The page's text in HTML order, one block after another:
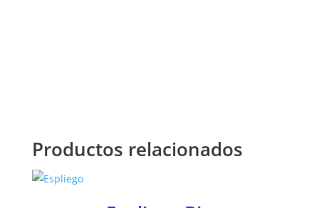
Productos relacionados